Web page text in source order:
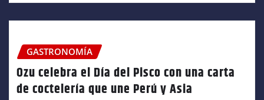
GASTRONOMÍA
Ozu celebra el Día del Pisco con una carta
de coctelería que une Perú y Asia